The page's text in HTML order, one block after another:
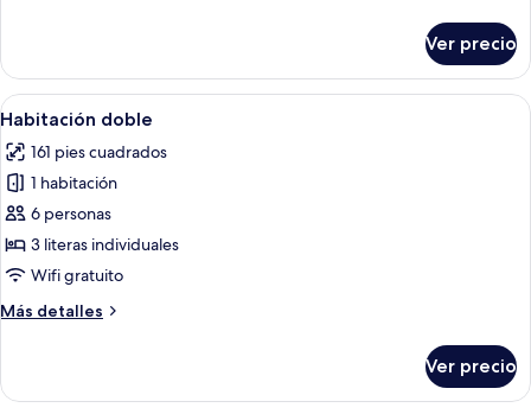
familiar
Ver precio
Abrir
todas
las
fotos
de
Habitación
doble
Una habitación de hotel moderna
7
Habitación doble
161 pies cuadrados
1 habitación
6 personas
3 literas individuales
Wifi gratuito
Más detalles
Más
doble
Ver precio